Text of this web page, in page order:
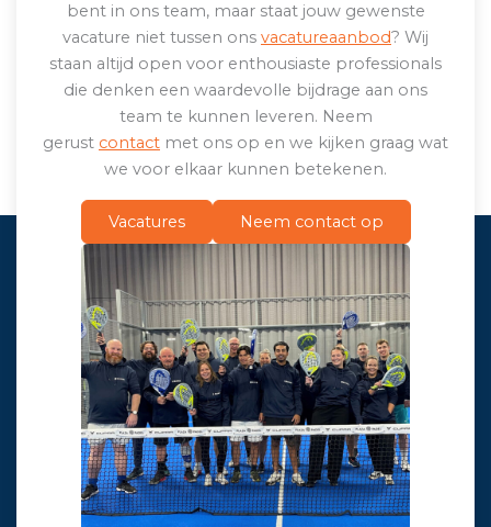
bent in ons team, maar staat jouw gewenste
vacature niet tussen ons vacatureaanbod? Wij
staan altijd open voor enthousiaste professionals
die denken een waardevolle bijdrage aan ons
team te kunnen leveren. Neem
gerust contact met ons op en we kijken graag wat
we voor elkaar kunnen betekenen.
Vacatures Neem contact op